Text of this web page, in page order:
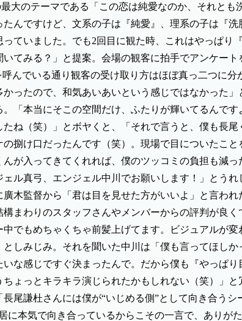
大のテーマである「この恋は純愛なのか、それとも
んですけど、文系の子は『純愛』、理系の子は『
ていました。でも2回目に観た時、これはやっぱり
てみる？」と提案。会場の観客に拍手でアンケー
んでいる通り観客の受け取り方はほぼ真っ二つに分
ったので、和気あいあいという感じではなかった
「本当にそこの空間だけ、ふたりが輝いてるんで
ね（笑）」とボヤくと、「それで言うと、僕も長
捌け口だったんです（笑）。現場で目についたこ
んが入ってきてくれれば、僕のツッコミの負担も減
ル真弓、エンジェル中川でお願いします！」とうれ
木監督から「君は目を見せた方がいいよ」と言わ
まわりのスタッフさんやメンバーからの評判が良
でもめちゃくちゃ前髪上げてます。ビジュアルが
しみじみ。それを聞いた中川は「僕も言ってほし
な感じですぐ決まったんで。だから僕も『やっぱり
ょっとキラキラ演じられたかもしれない（笑）」と
尾謙杜さんには僕が“いじめる側”として向き合う
に本気で向き合っているからこその一言で、ありが